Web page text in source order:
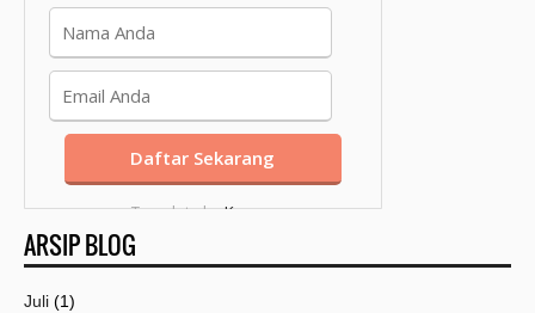
Template byKang
Mousir
ARSIP BLOG
Juli (1)